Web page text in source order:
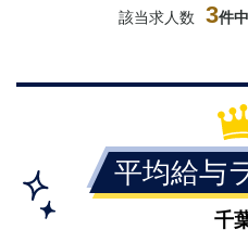
該当求人数 3件中
平均給与
千